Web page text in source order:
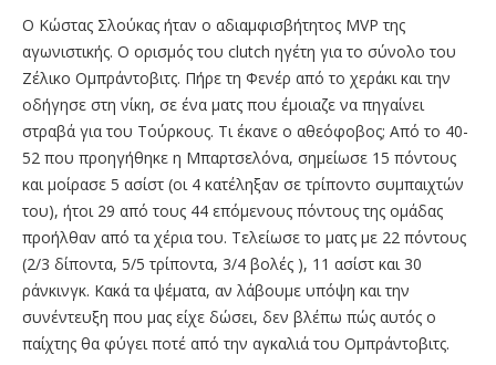
Ο Kώστας Σλούκας ήταν ο αδιαμφισβήτητος MVP της
αγωνιστικής. Ο ορισμός του clutch ηγέτη για το σύνολο του
Ζέλικο Ομπράντοβιτς. Πήρε τη Φενέρ από το χεράκι και την
οδήγησε στη νίκη, σε ένα ματς που έμοιαζε να πηγαίνει
στραβά για του Τούρκους. Τι έκανε ο αθεόφοβος; Από το 40-
52 που προηγήθηκε η Μπαρτσελόνα, σημείωσε 15 πόντους
και μοίρασε 5 ασίστ (οι 4 κατέληξαν σε τρίποντο συμπαιχτών
του), ήτοι 29 από τους 44 επόμενους πόντους της ομάδας
προήλθαν από τα χέρια του. Τελείωσε το ματς με 22 πόντους
(2/3 δίποντα, 5/5 τρίποντα, 3/4 βολές ), 11 ασίστ και 30
ράνκινγκ. Κακά τα ψέματα, αν λάβουμε υπόψη και την
συνέντευξη που μας είχε δώσει, δεν βλέπω πώς αυτός ο
παίχτης θα φύγει ποτέ από την αγκαλιά του Ομπράντοβιτς.